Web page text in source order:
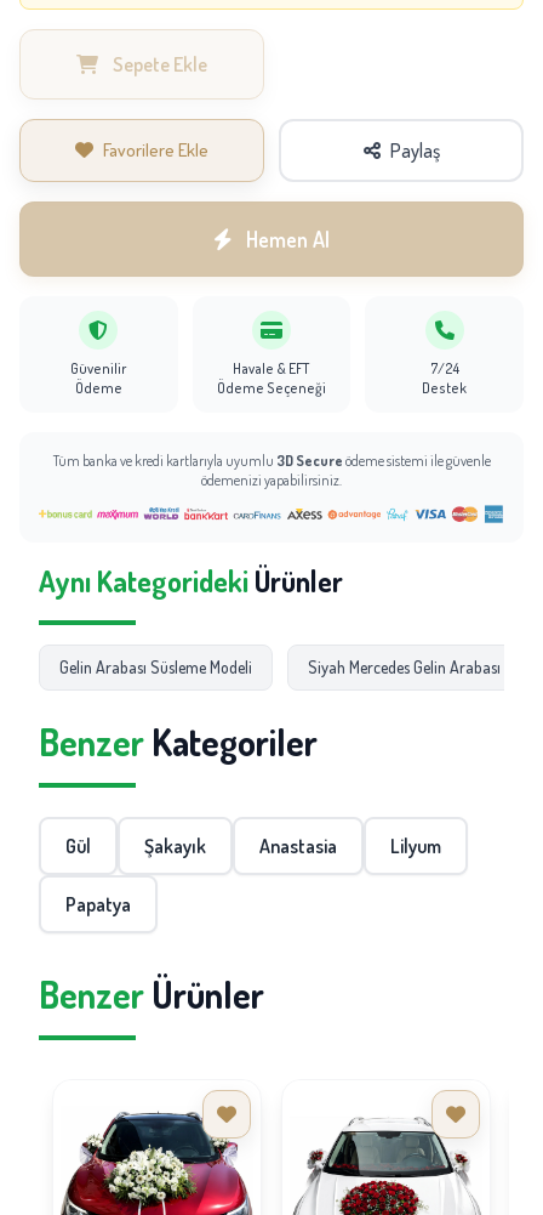
Sepete Ekle
Favorilere Ekle Paylaş
Hemen Al
Güvenilir
Ödeme
Havale & EFT
Ödeme Seçeneği
7/24
Destek
Tüm banka ve kredi kartlarıyla uyumlu 3D Secure ödeme sistemi ile güvenle
ödemenizi yapabilirsiniz.
Aynı Kategorideki Ürünler
Gelin Arabası Süsleme Modeli Siyah Mercedes Gelin Arabası
Benzer Kategoriler
Gül Şakayık Anastasia Lilyum
Papatya
Benzer Ürünler